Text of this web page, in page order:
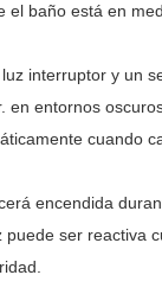
el baño está en
interruptor y un
en entornos
cuando
encendida
puede ser reactiva